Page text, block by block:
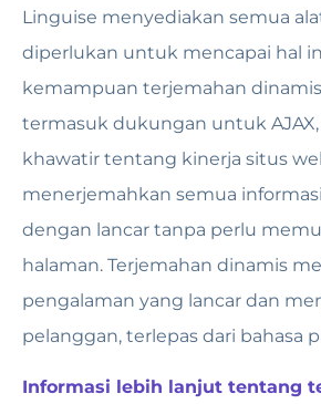
Linguise menyediakan semua
diperlukan untuk mencapai hal
kemampuan terjemahan
termasuk dukungan untuk
khawatir tentang kinerja situs
menerjemahkan semua
dengan lancar tanpa perlu
halaman. Terjemahan dinamis
pengalaman yang lancar dan
pelanggan, terlepas dari bahasa
Informasi lebih lanjut tentang